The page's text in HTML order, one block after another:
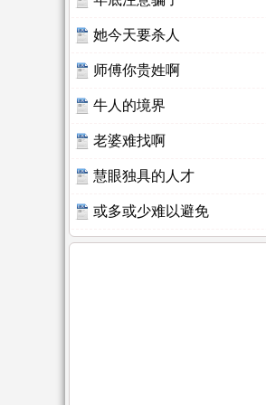
她今天要杀人
师傅你贵姓啊
牛人的境界
老婆难找啊
慧眼独具的人才
或多或少难以避免